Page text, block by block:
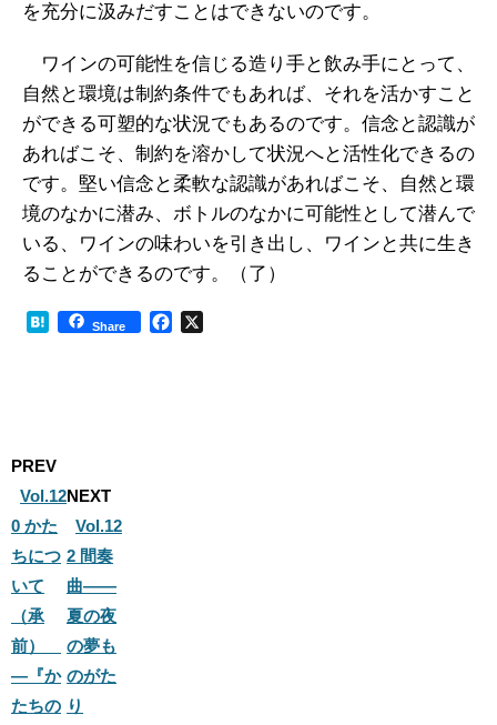
を充分に汲みだすことはできないのです。
ワインの可能性を信じる造り手と飲み手にとって、
自然と環境は制約条件でもあれば、それを活かすこと
ができる可塑的な状況でもあるのです。信念と認識が
あればこそ、制約を溶かして状況へと活性化できるの
です。堅い信念と柔軟な認識があればこそ、自然と環
境のなかに潜み、ボトルのなかに可能性として潜んで
いる、ワインの味わいを引き出し、ワインと共に生き
ることができるのです。（了）
Share
PREV
Vol.12
0 かた
ちにつ
いて
（承
前）
―『か
たちの
NEXT
Vol.12
2 間奏
曲——
夏の夜
の夢も
のがた
り